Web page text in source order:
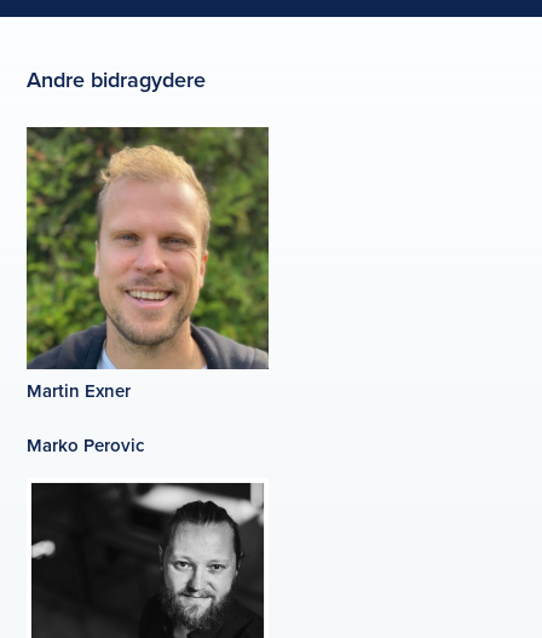
Andre bidragydere
Martin Exner
Marko Perovic